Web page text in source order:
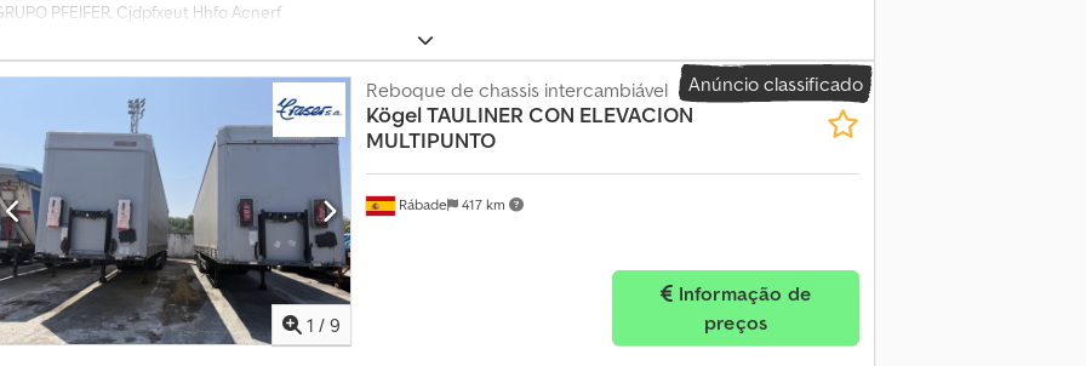
PFEIFER. Cjdpfxeut Hhfo Acnerf
Anúncio classificado
1 / 9
Rábade 417 km
Reboque de chassis intercambiável
KögelTAULINER CON ELEVACION
MULTIPUNTO
preços